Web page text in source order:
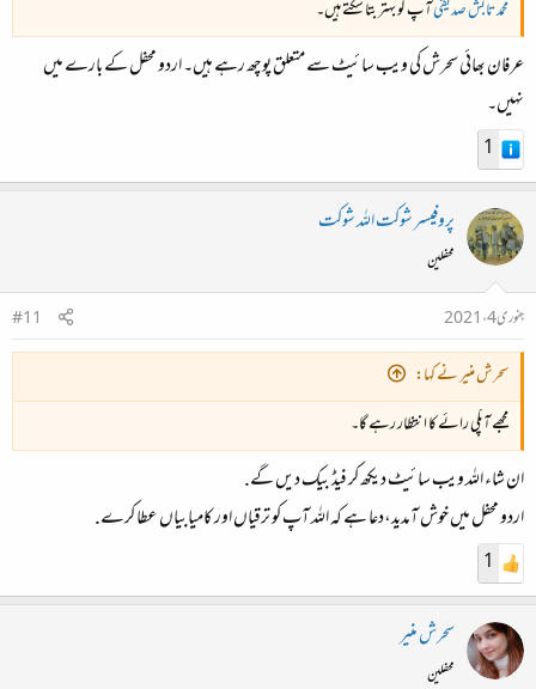
محمد تابش صدیقیآپ کو بہتر بتا سکتے ہیں۔
عرفان بھائی سحرش کی ویب سائیٹ سے متعلق پوچھ رہے ہیں۔ اردو محفل کے بارے میں
نہیں۔
1
پروفیسر شوکت اللہ شوکت
محفلین
جنوری 4، 2021
#11
سحرش منیر نے کہا:
مجھے آپکی رائے کا انتظار رہے گا۔
ان شاء اللہ ویب سائیٹ دیکھ کر فیڈ بیک دیں گے.
اردو محفل میں خوش آمدید،دعا ہے کہ اللہ آپ کو ترقیاں اور کامیابیاں عطا کرے.
1
سحرش منیر
محفلین